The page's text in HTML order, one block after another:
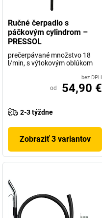
Ručné čerpadlo s
páčkovým cylindrom –
PRESSOL
prečerpávané množstvo 18
l/min, s výtokovým oblúkom
bez DPH
od 54,90 €
2-3 týždne
Zobraziť 3 variantov